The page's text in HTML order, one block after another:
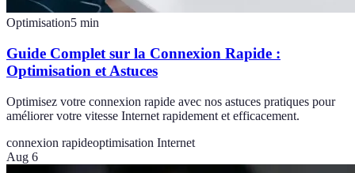
Optimisation5 min
Guide Complet sur la Connexion Rapide :
Optimisation et Astuces
Optimisez votre connexion rapide avec nos astuces pratiques pour
améliorer votre vitesse Internet rapidement et efficacement.
connexion rapideoptimisation Internet
Aug 6